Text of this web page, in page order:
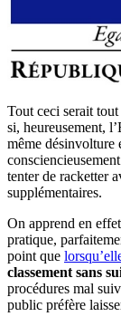
Tout ceci serait
si, heureusement,
même désinvolture
tenter de racketter
supplémentaires.
On apprend en
pratique,
point que
classement sans
procédures mal
public préfère